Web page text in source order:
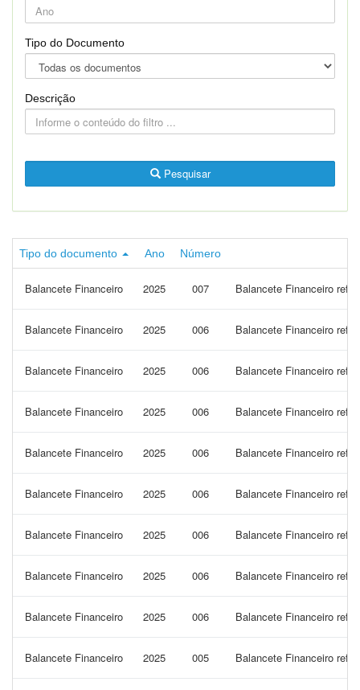
Tipo do Documento
Descrição
Pesquisar
Tipo do documento Ano Número
Balancete Financeiro 2025 007 Balancete Financeiro
Balancete Financeiro 2025 006 Balancete Financeiro
Balancete Financeiro 2025 006 Balancete Financeiro
Balancete Financeiro 2025 006 Balancete Financeiro
Balancete Financeiro 2025 006 Balancete Financeiro
Balancete Financeiro 2025 006 Balancete Financeiro
Balancete Financeiro 2025 006 Balancete Financeiro
Balancete Financeiro 2025 006 Balancete Financeiro
Balancete Financeiro 2025 006 Balancete Financeiro
Balancete Financeiro 2025 005 Balancete Financeiro